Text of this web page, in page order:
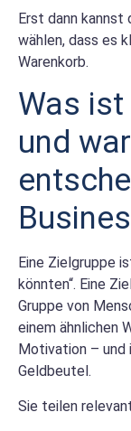
Erst dann kannst
wählen, dass es
Warenkorb.
Was
und
Eine Zielgruppe
könnten“. Eine
Gruppe von
einem ähnlichen
Motivation – und
Geldbeutel.
Sie teilen